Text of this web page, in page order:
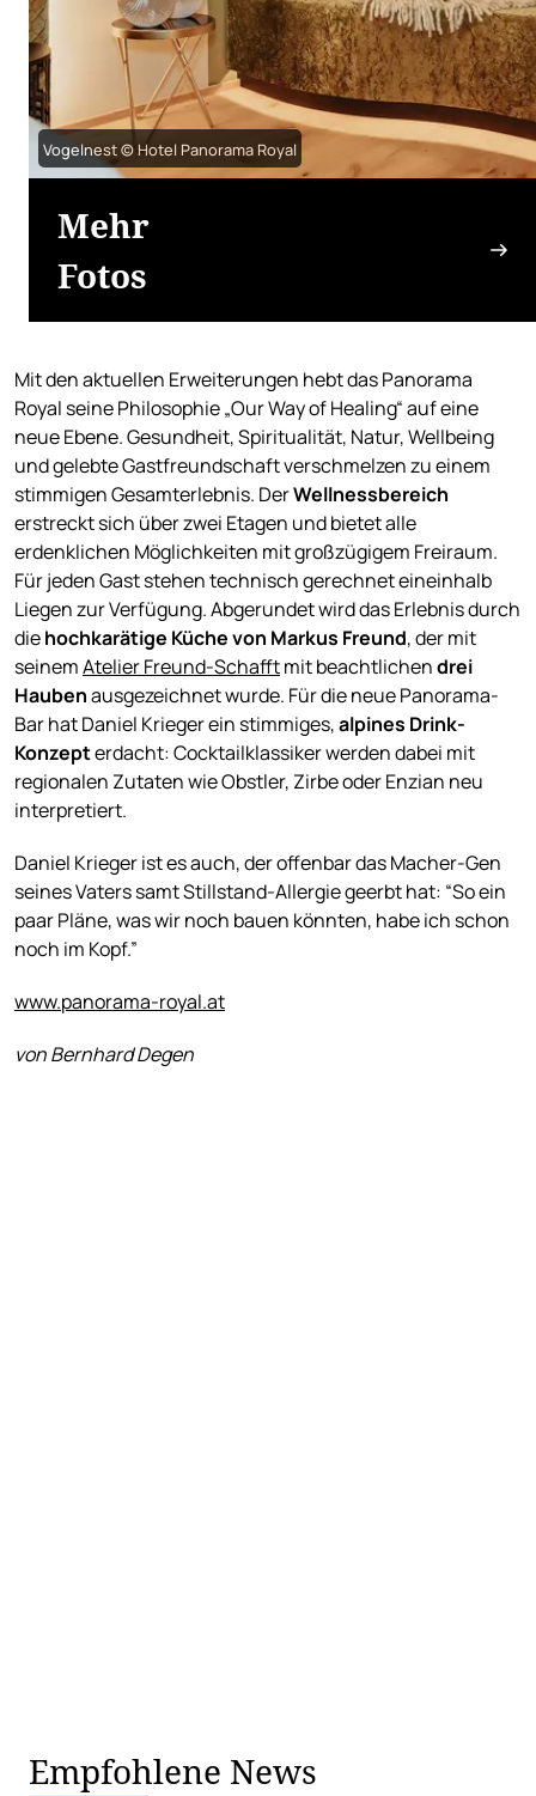
Vogelnest © Hotel Panorama Royal
Mehr
Fotos
Mit den aktuellen Erweiterungen hebt das Panorama
Royal seine Philosophie „Our Way of Healing“ auf eine
neue Ebene. Gesundheit, Spiritualität, Natur, Wellbeing
und gelebte Gastfreundschaft verschmelzen zu einem
stimmigen Gesamterlebnis. DerWellnessbereich
erstreckt sich über zwei Etagen und bietet alle
erdenklichen Möglichkeiten mit großzügigem Freiraum.
Für jeden Gast stehen technisch gerechnet eineinhalb
Liegen zur Verfügung. Abgerundet wird das Erlebnis durch
diehochkarätige Küche von Markus Freund, der mit
seinemAtelier Freund-Schafftmit beachtlichendrei
Haubenausgezeichnet wurde. Für die neue Panorama-
Bar hat Daniel Krieger ein stimmiges,alpines Drink-
Konzepterdacht: Cocktailklassiker werden dabei mit
regionalen Zutaten wie Obstler, Zirbe oder Enzian neu
interpretiert.
Daniel Krieger ist es auch, der offenbar das Macher-Gen
seines Vaters samt Stillstand-Allergie geerbt hat: “So ein
paar Pläne, was wir noch bauen könnten, habe ich schon
noch im Kopf.”
www.panorama-royal.at
von Bernhard Degen
Empfohlene News